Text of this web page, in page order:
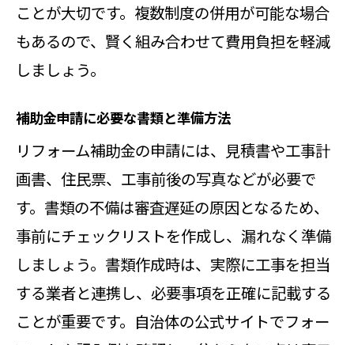
ことが大切です。複数制度の併用が可能な場合
もあるので、賢く組み合わせて費用負担を軽減
しましょう。
補助金申請に必要な書類と準備方法
リフォーム補助金の申請には、見積書や工事計
画書、住民票、工事前後の写真などが必要で
す。書類の不備は審査遅延の原因となるため、
事前にチェックリストを作成し、漏れなく準備
しましょう。書類作成時は、実際に工事を担当
する業者と連携し、必要事項を正確に記載する
ことが重要です。自治体の公式サイトでフォー